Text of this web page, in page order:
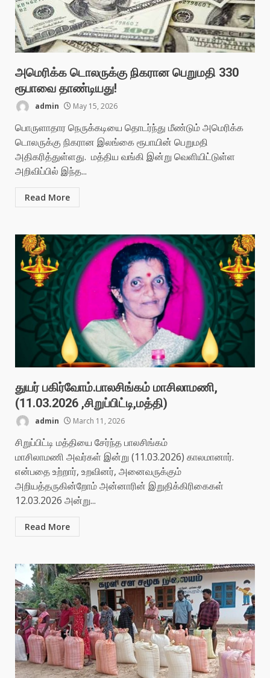
அமெரிக்க டொலருக்கு நிகரான பெறுமதி 330
ரூபாவை தாண்டியது!
admin May 15, 2026
பொருளாதார நெருக்கடியை தொடர்ந்து மீண்டும் அமெரிக்க
டொலருக்கு நிகரான இலங்கை ரூபாயின் பெறுமதி
அதிகரித்துள்ளது. மத்திய வங்கி இன்று வெளியிட்டுள்ள
அறிவிப்பில் இந்த...
Read More
துயர் பகிர்வோம்.பாலசிங்கம் மாசிலாமணி,
(11.03.2026 ,சிறுப்பிட்டி,மத்தி)
admin March 11, 2026
சிறுப்பிட்டி மத்தியை சேர்ந்த பாலசிங்கம்
மாசிலாமணி அவர்கள் இன்று (11.03.2026) காலமானார்.
என்பதை உற்றார், உறவினர், அனைவருக்கும்
அறியத்தருகின்றோம் அன்னாரின் இறுதிக்கிரிகைகள்
12.03.2026 அன்று...
Read More